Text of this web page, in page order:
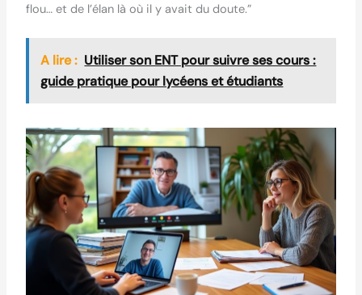
flou… et de l’élan là où il y avait du doute.”
A lire : Utiliser son ENT pour suivre ses cours :
guide pratique pour lycéens et étudiants